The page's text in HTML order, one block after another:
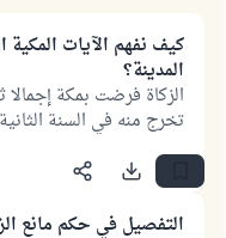
كيف نفهم الآيات
المدينة؟
الزكاة فرضت بمكة
تخرج منه في السنة
التفصيل في حكم مانع